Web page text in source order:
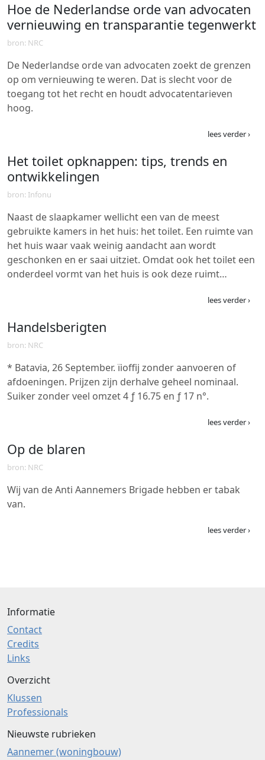
Hoe de Nederlandse orde van advocaten
vernieuwing en transparantie tegenwerkt
bron: NRC
De Nederlandse orde van advocaten zoekt de grenzen
op om vernieuwing te weren. Dat is slecht voor de
toegang tot het recht en houdt advocatentarieven
hoog.
lees verder ›
Het toilet opknappen: tips, trends en
ontwikkelingen
bron: Infonu
Naast de slaapkamer wellicht een van de meest
gebruikte kamers in het huis: het toilet. Een ruimte van
het huis waar vaak weinig aandacht aan wordt
geschonken en er saai uitziet. Omdat ook het toilet een
onderdeel vormt van het huis is ook deze ruimt…
lees verder ›
Handelsberigten
bron: NRC
* Batavia, 26 September. ïioffij zonder aanvoeren of
afdoeningen. Prijzen zijn derhalve geheel nominaal.
Suiker zonder veel omzet 4 ƒ 16.75 en ƒ 17 n°.
lees verder ›
Op de blaren
bron: NRC
Wij van de Anti Aannemers Brigade hebben er tabak
van.
lees verder ›
Informatie
Contact
Credits
Links
Overzicht
Klussen
Professionals
Nieuwste rubrieken
Aannemer (woningbouw)